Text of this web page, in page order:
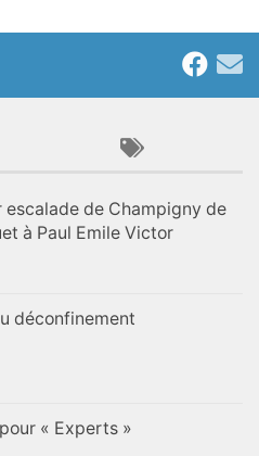
escalade de Champigny de
à Paul Emile Victor
déconfinement
« Experts »